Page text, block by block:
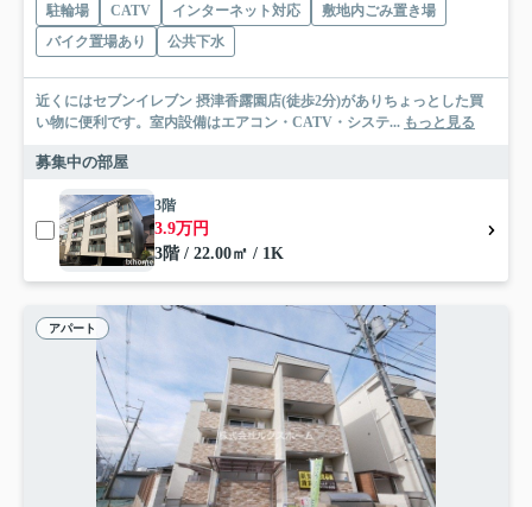
駐輪場 CATV インターネット対応
敷地内ごみ置き場
バイク置場あり
公共下水
近くにはセブンイレブン 摂津香露園店(徒歩2分)がありちょっとした買
い物に便利です。室内設備はエアコン・CATV・システ... もっと見る
募集中の部屋
3階
3.9万円
3階 / 22.00㎡ / 1K
アパート